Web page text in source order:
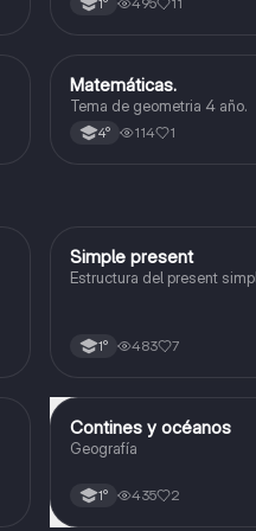
1°
Matemáticas
Matemáticas.
Tema de geometria 4 año.
4° 114 1
Inglés
Simple present
Estructura del present
1° 483 7
Geografía
Contines y océanos
Geografía
1° 435 2